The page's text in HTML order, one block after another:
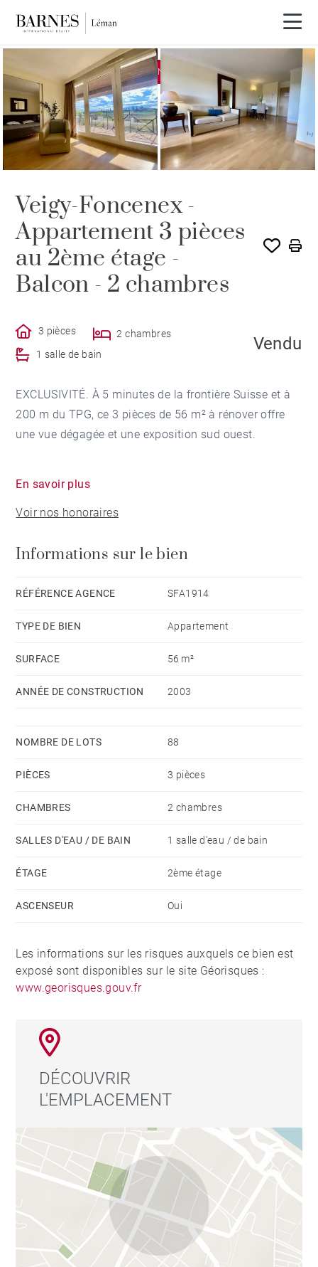
EXCLUSIVITÉ VENDU PAR BARNES
Veigy-Foncenex -
Appartement 3 pièces
au 2ème étage -
Balcon - 2 chambres
3 pièces
2 chambres
1 salle de bain
Vendu
EXCLUSIVITÉ. À 5 minutes de la frontière Suisse et à
200 m du TPG, ce 3 pièces de 56 m² à rénover offre
une vue dégagée et une exposition sud ouest.
appartement bénéficie de deux chambres, d'un salon,
avec grand balcon ouvrant sur la campagne et les
résidence sécurisée vient compléter ce bien.
Nombreuses places visiteurs en extérieur.
En savoir plus
Voir nos honoraires
Informations sur le bien
RÉFÉRENCE AGENCE SFA1914
TYPE DE BIEN Appartement
SURFACE 56 m²
ANNÉE DE CONSTRUCTION 2003
NOMBRE DE LOTS 88
PIÈCES 3 pièces
CHAMBRES 2 chambres
SALLES D'EAU / DE BAIN 1 salle d'eau / de bain
ÉTAGE 2ème étage
ASCENSEUR Oui
Les informations sur les risques auxquels ce bien est
exposé sont disponibles sur le site Géorisques :
www.georisques.gouv.fr
DÉCOUVRIR
L'EMPLACEMENT